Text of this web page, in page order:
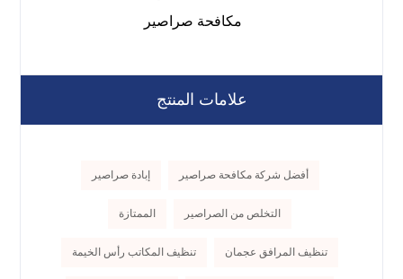
مكافحة صراصير
علامات المنتج
أفضل شركة مكافحة صراصير إبادة صراصير
التخلص من الصراصير الممتازة
تنظيف المرافق عجمان تنظيف المكاتب رأس الخيمة